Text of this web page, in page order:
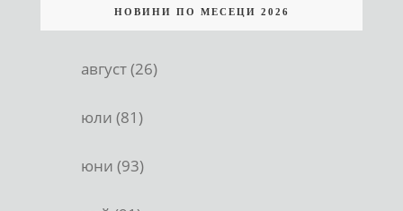
НОВИНИ ПО МЕСЕЦИ 2026
август (26)
юли (81)
юни (93)